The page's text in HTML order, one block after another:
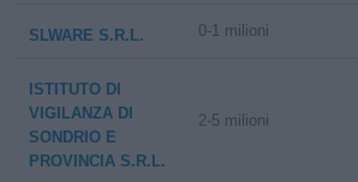
SLWARE S.R.L. 0-1 milioni
ISTITUTO DI
VIGILANZA DI
SONDRIO E
PROVINCIA S.R.L.
2-5 milioni